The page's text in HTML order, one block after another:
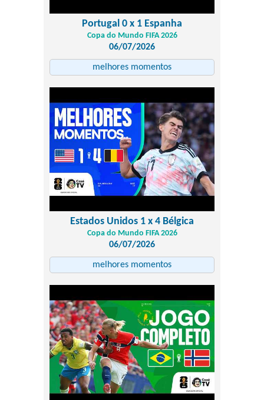
Portugal 0 x 1 Espanha
Copa do Mundo FIFA 2026
06/07/2026
melhores momentos
Estados Unidos 1 x 4 Bélgica
Copa do Mundo FIFA 2026
06/07/2026
melhores momentos